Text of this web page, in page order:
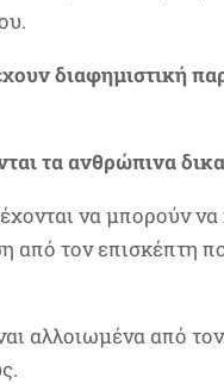
διαφημιστική
τα ανθρώπινα
να μπορούν
από τον επισκέπτη
αλλοιωμένα από